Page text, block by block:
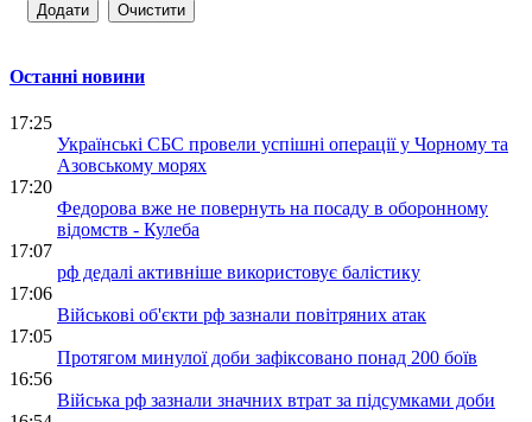
Останні новини
17:25
Українські СБС провели успішні операції у Чорному та
Азовському морях
17:20
Федорова вже не повернуть на посаду в оборонному
відомств - Кулеба
17:07
рф дедалі активніше використовує балістику
17:06
Військові об'єкти рф зазнали повітряних атак
17:05
Протягом минулої доби зафіксовано понад 200 боїв
16:56
Війська рф зазнали значних втрат за підсумками доби